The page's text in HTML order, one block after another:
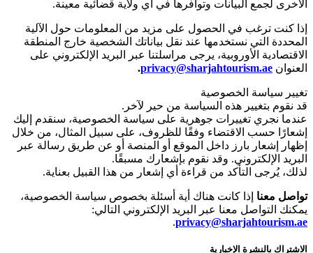
الأخرى لجمع البيانات وتوافرها في أي ولاية قضائية معينة.
إذا كنت ترغب في الحصول على مزيد من المعلومات حول الآلية
المحددة التي نستخدمها عند نقل بياناتك الشخصية خارج المنطقة
الاقتصادية الأوروبية، يرجى مراسلتنا عبر البريد الإلكتروني على
العنوان privacy@sharjahtourism.ae
.
تغيير سياسة الخصوصية
قد نقوم بتغيير هذه السياسة من حير لآخر.
عندما نجري تغييرات جوهرية على سياسة الخصوصية، سنقدم إليك
إشعارًا حسب الاقتضاء وفقًا للظروف، على سبيل المثال، من خلال
إظهار إشعار بارز داخل الموقع أو المنصة أو عن طريق رسالة عبر
البريد الإلكتروني. وقد نقوم بإشعارك مسبقًا.
لذلك، يُرجى التأكد من قراءة أي إشعار من هذا القبيل بعناية.
تواصل معنا إذا كانت هناك أية أسئلة بخصوص سياسة الخصوصية،
يمكنك التواصل معنا عبر البريد الإلكتروني التالي:
privacy@sharjahtourism.ae
.
الاشتراك بالنشرة الإخبارية